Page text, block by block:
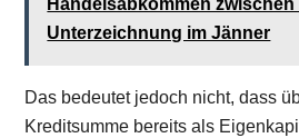
Handelsabkommen zwischen
Unterzeichnung im Jänner
Das bedeutet jedoch nicht, dass
Kreditsumme bereits als